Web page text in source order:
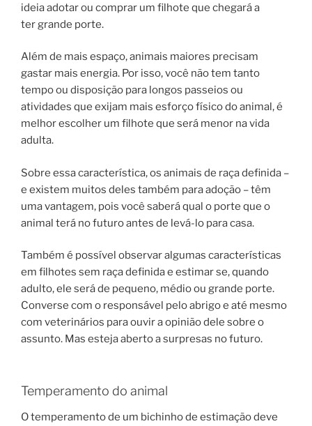
ideia adotar ou comprar um filhote que chegará a
ter grande porte.
Além de mais espaço, animais maiores precisam
gastar mais energia. Por isso, você não tem tanto
tempo ou disposição para longos passeios ou
atividades que exijam mais esforço físico do animal, é
melhor escolher um filhote que será menor na vida
adulta.
Sobre essa característica, os animais de raça definida –
e existem muitos deles também para adoção – têm
uma vantagem, pois você saberá qual o porte que o
animal terá no futuro antes de levá-lo para casa.
Também é possível observar algumas características
em filhotes sem raça definida e estimar se, quando
adulto, ele será de pequeno, médio ou grande porte.
Converse com o responsável pelo abrigo e até mesmo
com veterinários para ouvir a opinião dele sobre o
assunto. Mas esteja aberto a surpresas no futuro.
Temperamento do animal
O temperamento de um bichinho de estimação deve